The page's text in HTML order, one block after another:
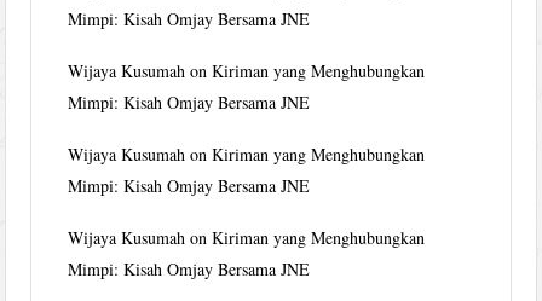
Mimpi: Kisah Omjay Bersama JNE
Wijaya Kusumah onKiriman yang Menghubungkan
Mimpi: Kisah Omjay Bersama JNE
Wijaya Kusumah onKiriman yang Menghubungkan
Mimpi: Kisah Omjay Bersama JNE
Wijaya Kusumah onKiriman yang Menghubungkan
Mimpi: Kisah Omjay Bersama JNE